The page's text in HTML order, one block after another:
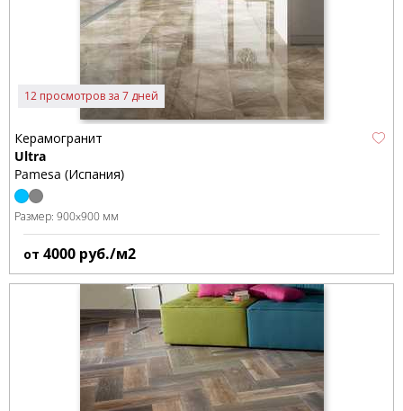
12 просмотров за 7 дней
Керамогранит
Ultra
Pamesa (Испания)
Размер: 900x900 мм
от 4000 руб./м2